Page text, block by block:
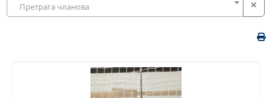
Претрага чланова